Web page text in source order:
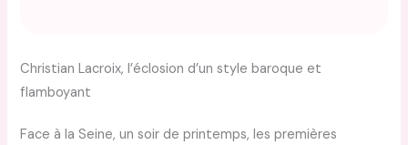
Christian Lacroix, l’éclosion d’un style baroque et
flamboyant
Face à la Seine, un soir de printemps, les premières